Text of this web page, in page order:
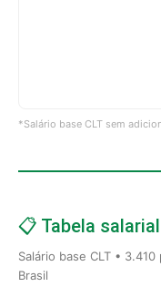
*Salário base CLT sem
📋 Tabela
Salário base CLT •
Brasil